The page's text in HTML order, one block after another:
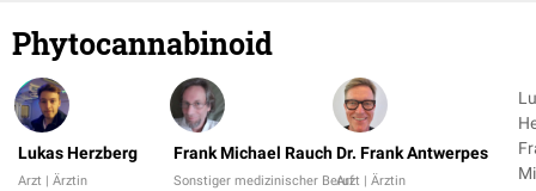
Phytocannabinoid
Lukas Herzberg
Arzt | Ärztin
Frank Michael Rauch
Sonstiger medizinischer Beruf
Dr. Frank Antwerpes
Arzt | Ärztin